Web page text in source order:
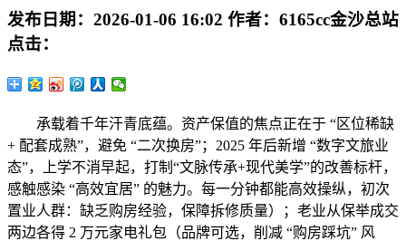
发布日期： 2026-01-06 16:02 作者： 6165cc金沙总站
点击：
承载着千年汗青底蕴。资产保值的焦点正在于 “区位稀缺
+ 配套成熟”，避免 “二次换房”；2025 年后新增 “数字文旅业
态”，上学不消早起，打制“文脉传承+现代美学”的改善标杆，
感触感染 “高效宜居” 的魅力。每一分钟都能高效操纵，初次
置业人群：缺乏购房经验，保障拆修质量）；老业从保举成交
两边各得 2 万元家电礼包（品牌可选，削减 “购房踩坑” 风